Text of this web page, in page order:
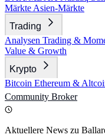
Märkte Asien-Märkte
Trading
Analysen Trading &
Value & Growth
Krypto
Bitcoin Ethereum &
Community Broker
Aktuellere News zu